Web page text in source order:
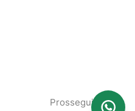
Prosseguir